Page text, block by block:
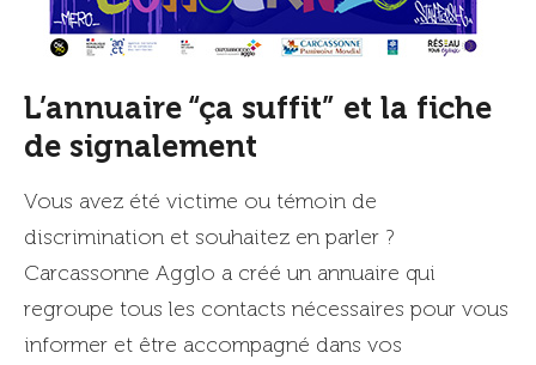
L’annuaire “ça suffit” et la fiche
de signalement
Vous avez été victime ou témoin de
discrimination et souhaitez en parler ?
Carcassonne Agglo a créé un annuaire qui
regroupe tous les contacts nécessaires pour vous
informer et être accompagné dans vos